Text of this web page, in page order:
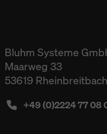
Bluhm Systeme
Maarweg 33
53619 Rheinbreitbach
+49 (0)2224 77 08